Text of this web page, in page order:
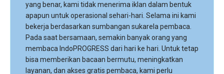
yang benar, kami tidak menerima iklan dalam bentuk
apapun untuk operasional sehari-hari. Selama ini kami
bekerja berdasarkan sumbangan sukarela pembaca.
Pada saat bersamaan, semakin banyak orang yang
membaca IndoPROGRESS dari hari ke hari. Untuk tetap
bisa memberikan bacaan bermutu, meningkatkan
layanan, dan akses gratis pembaca, kami perlu